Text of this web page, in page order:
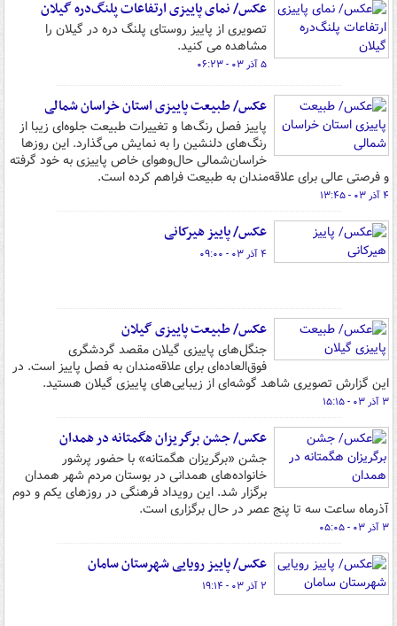
عکس/ نمای پاییزی ارتفاعات پلنگ‌دره گیلان
تصویری از پاییز روستای پلنگ دره در گیلان را
مشاهده می کنید.
۵ آذر ۰۳ - ۰۶:۲۳
عکس/ طبیعت پاییزی استان خراسان شمالی
پاییز فصل رنگ‌ها و تغییرات طبیعت جلوه‌ای زیبا از
رنگ‌های دلنشین را به نمایش می‌گذارد. این روزها
خراسان‌شمالی حال‌وهوای خاص پاییزی به خود گرفته
و فرصتی عالی برای علاقه‌مندان به طبیعت فراهم کرده‌ است.
۴ آذر ۰۳ - ۱۳:۴۵
عکس/ پاییز هیرکانی
۴ آذر ۰۳ - ۰۹:۰۰
عکس/ طبیعت پاییزی گیلان
جنگل‌های پاییزی گیلان مقصد گردشگری
فوق‌العاده‌ای برای علاقه‌مندان به فصل پاییز است. در
این گزارش تصویری شاهد گوشه‌ای از زیبایی‌های پاییزی گیلان هستید.
۳ آذر ۰۳ - ۱۵:۱۵
عکس/ جشن برگریزان هگمتانه در همدان
جشن «برگریزان هگمتانه» با حضور پرشور
خانواده‌های همدانی در بوستان مردم شهر همدان
برگزار شد. این رویداد فرهنگی در روزهای یکم و دوم
آذرماه ساعت سه تا پنج عصر در حال برگزاری است.
۳ آذر ۰۳ - ۰۵:۰۵
عکس/ پاییز رویایی شهرستان سامان
۲ آذر ۰۳ - ۱۹:۱۴